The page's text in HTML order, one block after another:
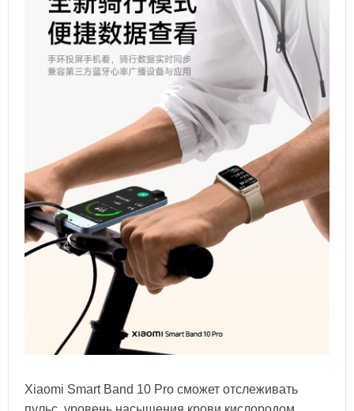
Xiaomi Smart Band 10 Pro сможет отслеживать